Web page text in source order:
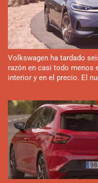
Volkswagen ha tardado
razón en casi todo menos
interior y en el precio. El